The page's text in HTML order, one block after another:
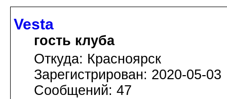
Vesta
гость клуба
Откуда: Красноярск
Зарегистрирован: 2020-05-03
Сообщений: 47